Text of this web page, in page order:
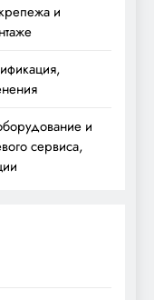
и
и
сервиса,